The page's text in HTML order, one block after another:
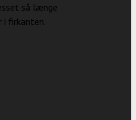
så længe
i firkanten.